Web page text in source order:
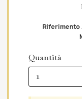
Riferimento
Quantità